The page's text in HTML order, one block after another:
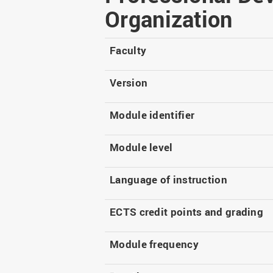
Study as an extra-
occupation student
Information for freshers
our publications
WIR in Osnabrück and
Lingen: Location and
building plans
Organization
Faculty
Version
Module identifier
Module level
Language of instruction
ECTS credit points and grading
Module frequency